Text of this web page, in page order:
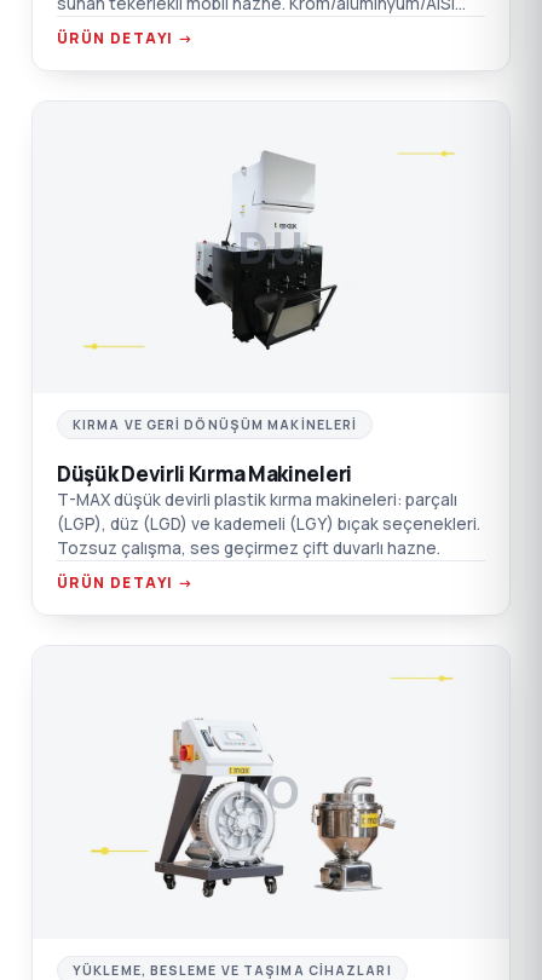
304 SST seçenekleri.
ÜRÜN DETAYI →
DÜ
KIRMA VE GERI DÖNÜŞÜM MAKINELERI
Düşük Devirli Kırma Makineleri
T-MAX düşük devirli plastik kırma makineleri: parçalı
(LGP), düz (LGD) ve kademeli (LGY) bıçak seçenekleri.
Tozsuz çalışma, ses geçirmez çift duvarlı hazne.
ÜRÜN DETAYI →
LO
YÜKLEME, BESLEME VE TAŞIMA CIHAZLARI